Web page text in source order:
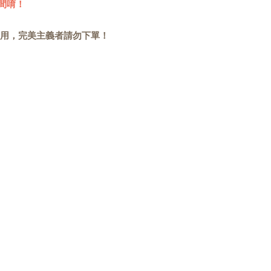
唷！
，完美主義者請勿下單！